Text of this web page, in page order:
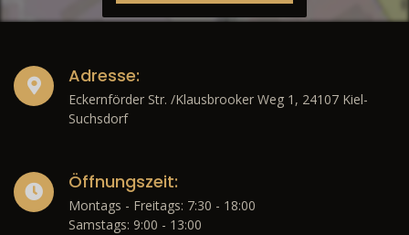
Adresse:
Eckernförder Str. /Klausbrooker Weg 1, 24107 Kiel-
Suchsdorf
Öffnungszeit:
Montags - Freitags: 7:30 - 18:00
Samstags: 9:00 - 13:00